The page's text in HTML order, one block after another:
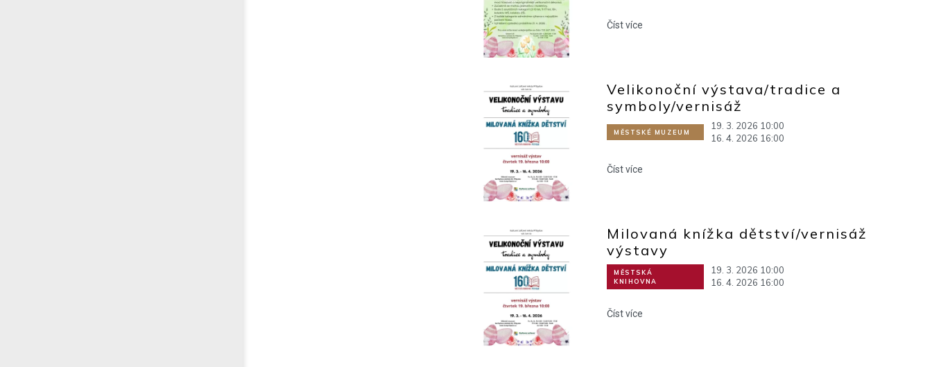
Číst více
MĚSTSKÉ MUZEUM
19. 3. 2026 10:00
16. 4. 2026 16:00
Velikonoční výstava/tradice a
symboly/vernisáž
Číst více
MĚSTSKÁ
KNIHOVNA
19. 3. 2026 10:00
16. 4. 2026 16:00
Milovaná knížka dětství/vernisáž
výstavy
Číst více